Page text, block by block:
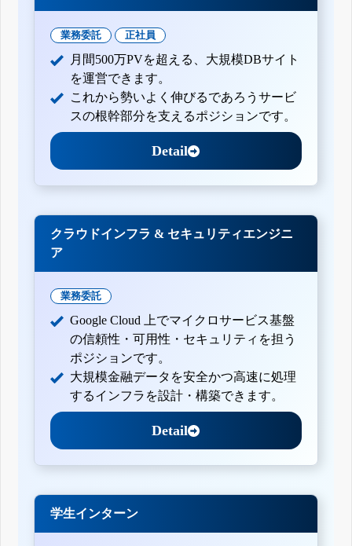
業務委託 正社員
月間500万PVを超える、大規模DBサイト
を運営できます。
これから勢いよく伸びるであろうサービ
スの根幹部分を支えるポジションです。
Detail
クラウドインフラ & セキュリティエンジニ
ア
業務委託
Google Cloud 上でマイクロサービス基盤
の信頼性・可用性・セキュリティを担う
ポジションです。
大規模金融データを安全かつ高速に処理
するインフラを設計・構築できます。
Detail
学生インターン